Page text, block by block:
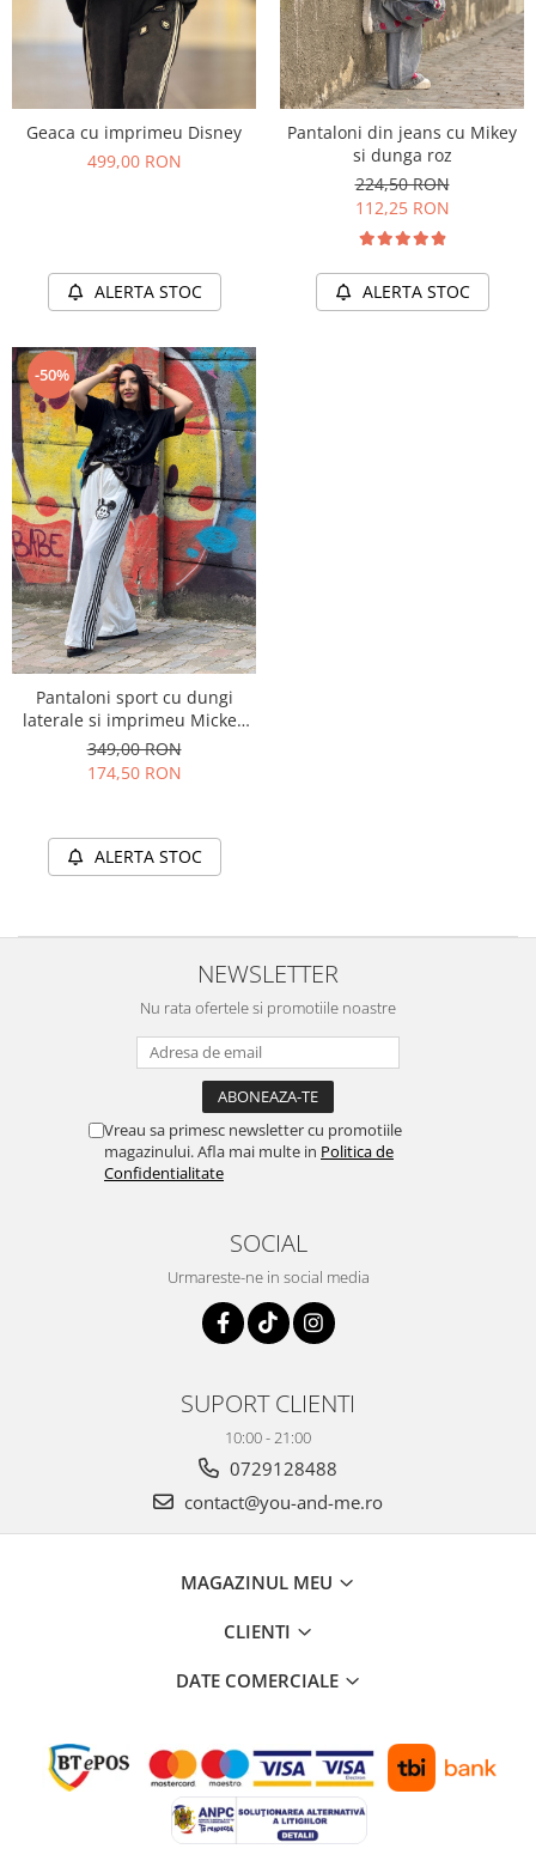
Geaca cu imprimeu Disney
499,00 RON
ALERTA STOC
Pantaloni din jeans cu Mikey
si dunga roz
224,50 RON
112,25 RON
ALERTA STOC
-50%
Pantaloni sport cu dungi
laterale si imprimeu Mickey
Mouse
349,00 RON
174,50 RON
ALERTA STOC
NEWSLETTER
Nu rata ofertele si promotiile noastre
Vreau sa primesc newsletter cu promotiile
magazinului. Afla mai multe in Politica de
Confidentialitate
SOCIAL
Urmareste-ne in social media
SUPORT CLIENTI
10:00 - 21:00
0729128488
contact@you-and-me.ro
MAGAZINUL MEU
CLIENTI
DATE COMERCIALE